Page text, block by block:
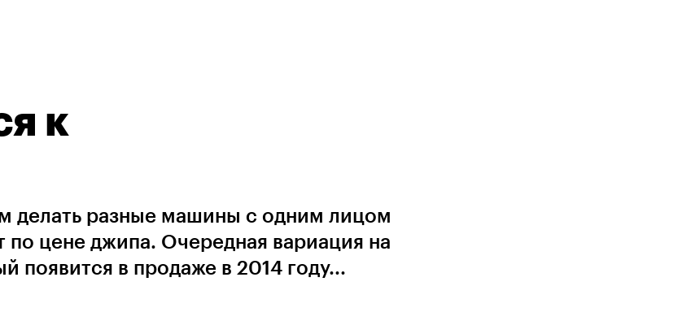
к
делать разные машины с одним лицом
по цене джипа. Очередная вариация на
появится в продаже в 2014 году...